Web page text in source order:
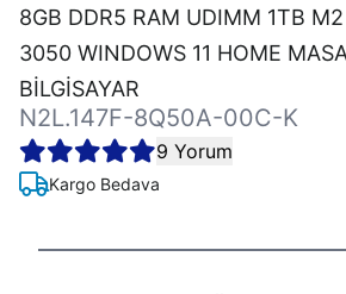
8GB DDR5 RAM UDIMM 1TB
3050 WINDOWS 11 HOME
BİLGİSAYAR
N2L.147F-8Q50A-00C-K
9 Yorum
Kargo Bedava